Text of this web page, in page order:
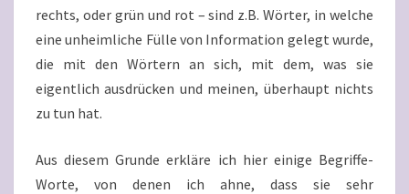
rechts, oder grün und rot – sind z.B. Wörter, in welche
eine unheimliche Fülle von Information gelegt wurde,
die mit den Wörtern an sich, mit dem, was sie
eigentlich ausdrücken und meinen, überhaupt nichts
zu tun hat.
Aus diesem Grunde erkläre ich hier einige Begriffe-
Worte, von denen ich ahne, dass sie sehr